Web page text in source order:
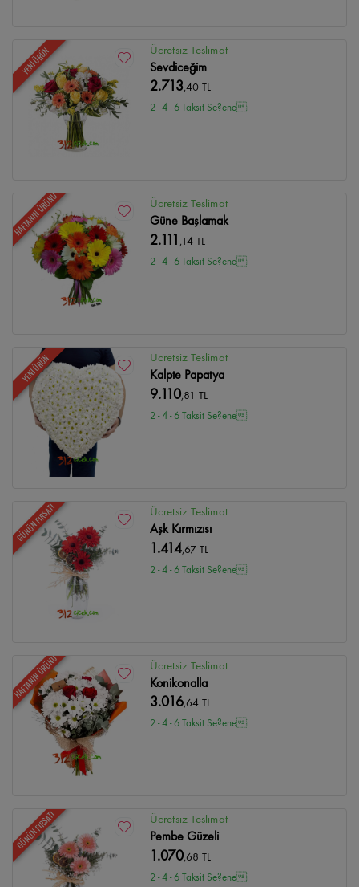
YENİ ÜRÜN Ücretsiz Teslimat
Sevdiceğim
2.713,40 TL
2 - 4 - 6 Taksit Se?enei
HAFTANIN ÜRÜNÜ Ücretsiz Teslimat
Güne Başlamak
2.111 ,14 TL
2 - 4 - 6 Taksit Se?enei
YENİ ÜRÜN Ücretsiz Teslimat
Kalpte Papatya
9.110,81 TL
2 - 4 - 6 Taksit Se?enei
GÜNÜN FIRSATI Ücretsiz Teslimat
Aşk Kırmızısı
1.414,67 TL
2 - 4 - 6 Taksit Se?enei
HAFTANIN ÜRÜNÜ Ücretsiz Teslimat
Konikonalla
3.016,64 TL
2 - 4 - 6 Taksit Se?enei
GÜNÜN FIRSATI Ücretsiz Teslimat
Pembe Güzeli
1.070,68 TL
2 - 4 - 6 Taksit Se?enei